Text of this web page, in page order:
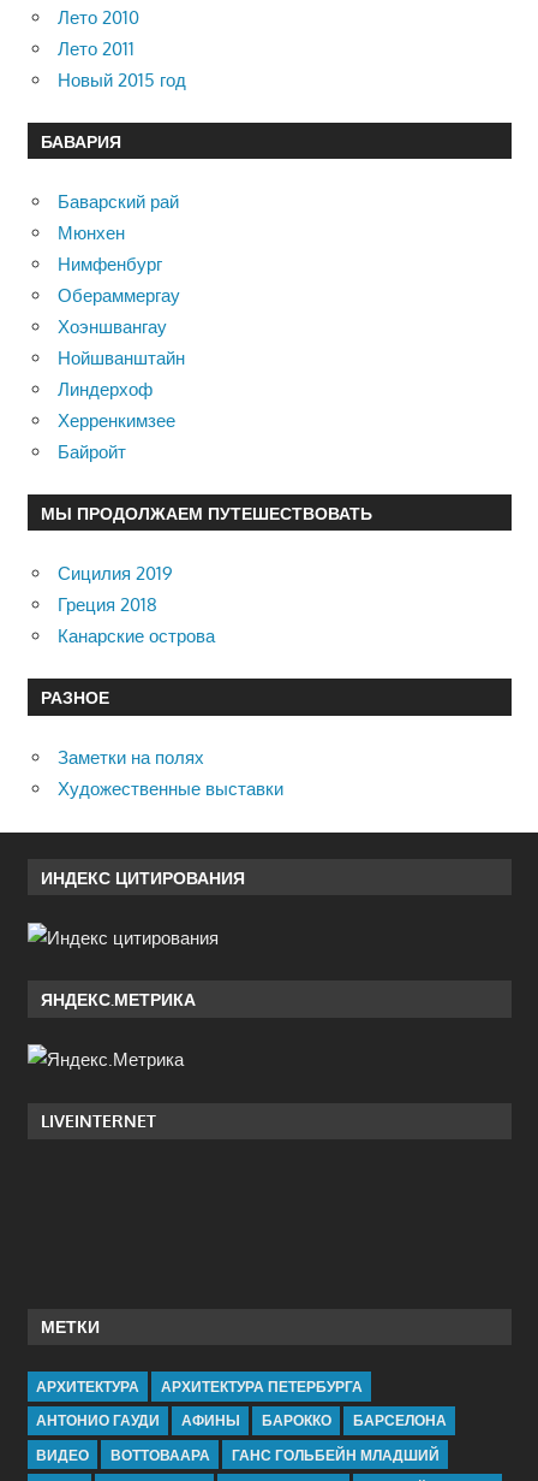
Лето 2010
Лето 2011
Новый 2015 год
БАВАРИЯ
Баварский рай
Мюнхен
Нимфенбург
Обераммергау
Хоэншвангау
Нойшванштайн
Линдерхоф
Херренкимзее
Байройт
МЫ ПРОДОЛЖАЕМ ПУТЕШЕСТВОВАТЬ
Сицилия 2019
Греция 2018
Канарские острова
РАЗНОЕ
Заметки на полях
Художественные выставки
ИНДЕКС ЦИТИРОВАНИЯ
ЯНДЕКС.МЕТРИКА
LIVEINTERNET
МЕТКИ
АРХИТЕКТУРА
АРХИТЕКТУРА ПЕТЕРБУРГА
АНТОНИО ГАУДИ
АФИНЫ БАРОККО
БАРСЕЛОНА
ВИДЕО
ВОТТОВААРА
ГАНС ГОЛЬБЕЙН МЛАДШИЙ